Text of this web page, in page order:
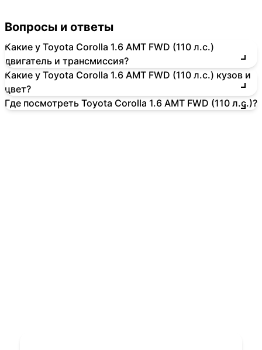
Вопросы и ответы
Какие у Toyota Corolla 1.6 AMT FWD (110 л.с.)
двигатель и трансмиссия?
Какие у Toyota Corolla 1.6 AMT FWD (110 л.с.) кузов и
цвет?
Где посмотреть Toyota Corolla 1.6 AMT FWD (110 л.с.)?